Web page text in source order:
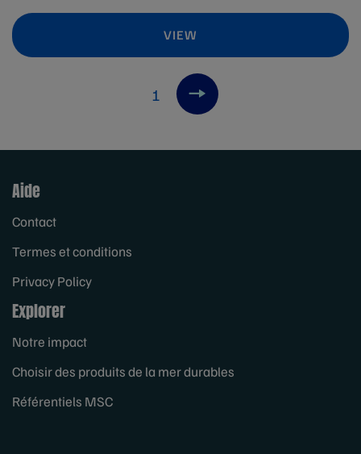
VIEW
1 Next item
Aide
Contact
Termes et conditions
Privacy Policy
Explorer
Notre impact
Choisir des produits de la mer durables
Référentiels MSC